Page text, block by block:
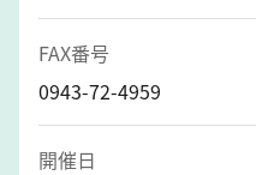
FAX番号
0943-72-4959
開催日